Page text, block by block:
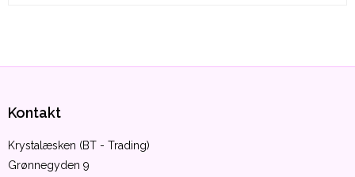
Kontakt
Krystalæsken (BT - Trading)
Grønnegyden 9